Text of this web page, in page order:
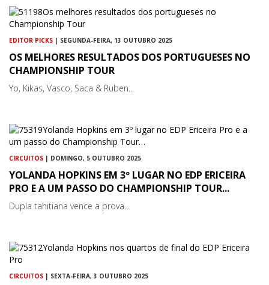
EDITOR PICKS | SEGUNDA-FEIRA, 13 OUTUBRO 2025
OS MELHORES RESULTADOS DOS PORTUGUESES NO
CHAMPIONSHIP TOUR
Yo, Kikas, Vasco, Saca & Ruben...
CIRCUITOS | DOMINGO, 5 OUTUBRO 2025
YOLANDA HOPKINS EM 3º LUGAR NO EDP ERICEIRA
PRO E A UM PASSO DO CHAMPIONSHIP TOUR...
Dupla tahitiana vence a prova...
CIRCUITOS | SEXTA-FEIRA, 3 OUTUBRO 2025